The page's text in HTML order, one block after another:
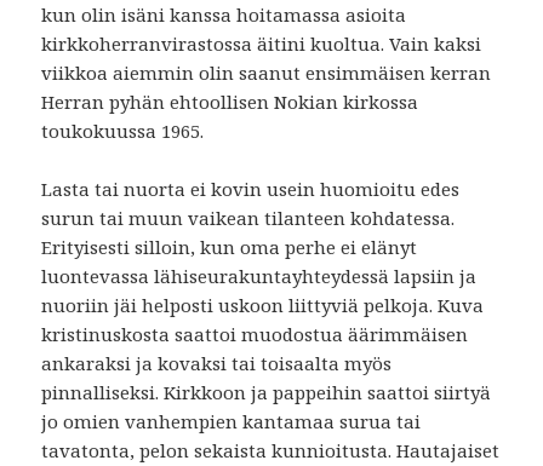
kun olin isäni kanssa hoitamassa asioita
kirkkoherranvirastossa äitini kuoltua. Vain kaksi
viikkoa aiemmin olin saanut ensimmäisen kerran
Herran pyhän ehtoollisen Nokian kirkossa
toukokuussa 1965.
Lasta tai nuorta ei kovin usein huomioitu edes
surun tai muun vaikean tilanteen kohdatessa.
Erityisesti silloin, kun oma perhe ei elänyt
luontevassa lähiseurakuntayhteydessä lapsiin ja
nuoriin jäi helposti uskoon liittyviä pelkoja. Kuva
kristinuskosta saattoi muodostua äärimmäisen
ankaraksi ja kovaksi tai toisaalta myös
pinnalliseksi. Kirkkoon ja pappeihin saattoi siirtyä
jo omien vanhempien kantamaa surua tai
tavatonta, pelon sekaista kunnioitusta. Hautajaiset